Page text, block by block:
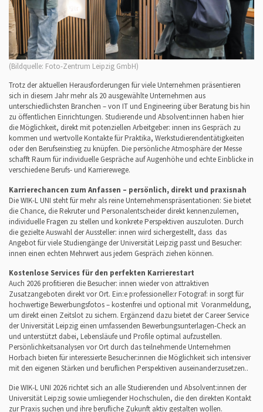
(Bildquelle: Foto-Zentrum Leipzig GmbH)
Trotz der aktuellen Herausforderungen für viele Unternehmen präsentieren
sich in diesem Jahr mehr als 20 ausgewählte Unternehmen aus
unterschiedlichsten Branchen – von IT und Engineering über Beratung bis hin
zu öffentlichen Einrichtungen. Studierende und Absolvent:innen haben hier
die Möglichkeit, direkt mit potenziellen Arbeitgeber: innen ins Gespräch zu
kommen und wertvolle Kontakte für Praktika, Werkstudierendentätigkeiten
oder den Berufseinstieg zu knüpfen. Die persönliche Atmosphäre der Messe
schafft Raum für individuelle Gespräche auf Augenhöhe und echte Einblicke in
verschiedene Berufs- und Karrierewege.
Karrierechancen zum Anfassen – persönlich, direkt und praxisnah
Die WIK-L UNI steht für mehr als reine Unternehmenspräsentationen: Sie bietet
die Chance, die Rekruter und Personalentscheider direkt kennenzulernen,
individuelle Fragen zu stellen und konkrete Perspektiven auszuloten. Durch
die gezielte Auswahl der Aussteller: innen wird sichergestellt, dass das
Angebot für viele Studiengänge der Universität Leipzig passt und Besucher:
innen einen echten Mehrwert aus jedem Gespräch ziehen können.
Kostenlose Services für den perfekten Karrierestart
Auch 2026 profitieren die Besucher: innen wieder von attraktiven
Zusatzangeboten direkt vor Ort. Ein:e professionelle:r Fotograf: in sorgt für
hochwertige Bewerbungsfotos – kostenfrei und optional mit Voranmeldung,
um direkt einen Zeitslot zu sichern. Ergänzend dazu bietet der Career Service
der Universität Leipzig einen umfassenden Bewerbungsunterlagen-Check an
und unterstützt dabei, Lebensläufe und Profile optimal aufzustellen.
Persönlichkeitsanalysen vor Ort durch das teilnehmende Unternehmen
Horbach bieten für interessierte Besucher:innen die Möglichkeit sich intensiver
mit den eigenen Stärken und beruflichen Perspektiven auseinanderzusetzen..
Die WIK-L UNI 2026 richtet sich an alle Studierenden und Absolvent:innen der
Universität Leipzig sowie umliegender Hochschulen, die den direkten Kontakt
zur Praxis suchen und ihre berufliche Zukunft aktiv gestalten wollen.